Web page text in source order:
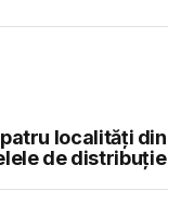
localități din
de distribuție